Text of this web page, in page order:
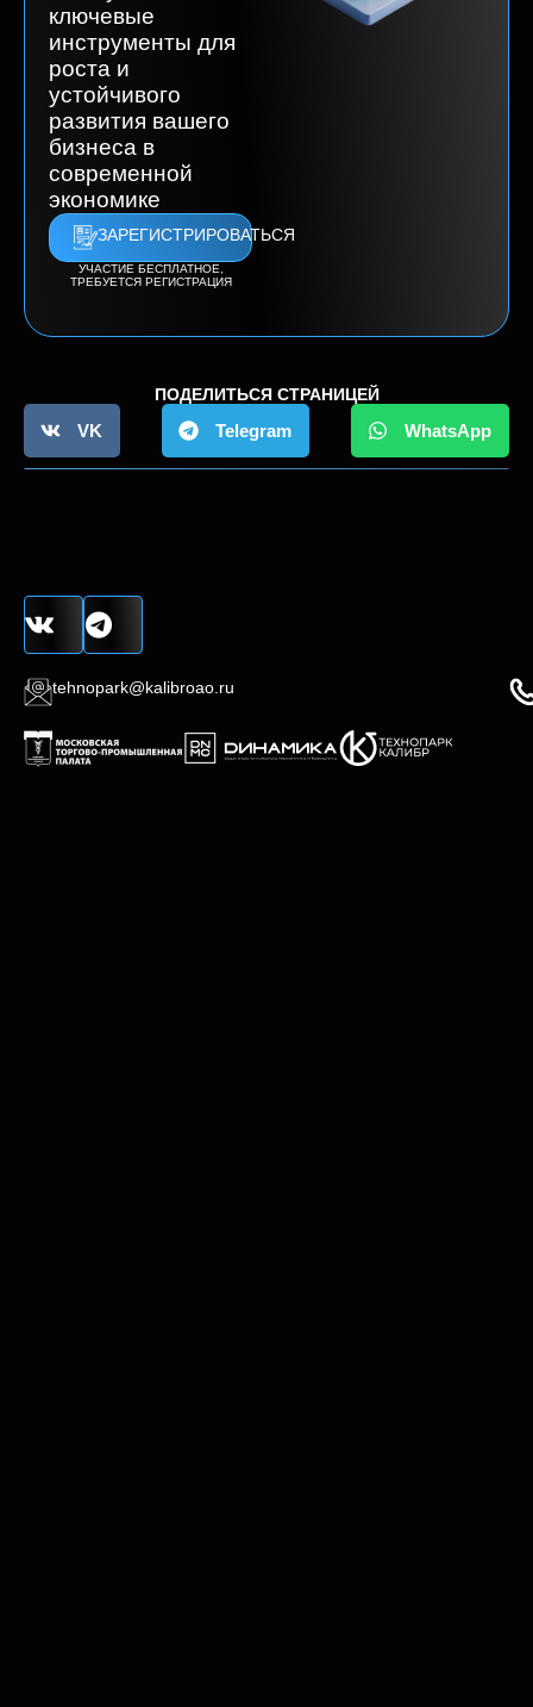
ключевые
инструменты для
роста и
устойчивого
развития вашего
бизнеса в
современной
экономике
ЗАРЕГИСТРИРОВАТЬСЯ
УЧАСТИЕ БЕСПЛАТНОЕ,
ТРЕБУЕТСЯ РЕГИСТРАЦИЯ
ПОДЕЛИТЬСЯ СТРАНИЦЕЙ
VK Telegram WhatsApp
tehnopark@kalibroao.ru